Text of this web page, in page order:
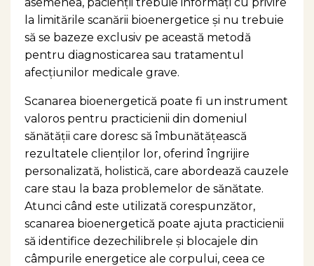
la limitările scanării bioenergetice și nu trebuie
să se bazeze exclusiv pe această metodă
pentru diagnosticarea sau tratamentul
afecțiunilor medicale grave.
Scanarea bioenergetică poate fi un instrument
valoros pentru practicienii din domeniul
sănătății care doresc să îmbunătățească
rezultatele clienților lor, oferind îngrijire
personalizată, holistică, care abordează cauzele
care stau la baza problemelor de sănătate.
Atunci când este utilizată corespunzător,
scanarea bioenergetică poate ajuta practicienii
să identifice dezechilibrele și blocajele din
câmpurile energetice ale corpului, ceea ce